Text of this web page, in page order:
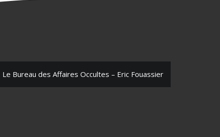
Le Bureau des Affaires Occultes – Eric Fouassier